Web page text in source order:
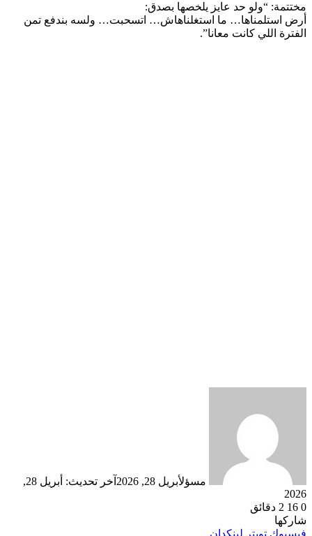
مختتمة: “ولو حد عايز يلخصها بصدق:
أرض استلمناها… ما استغلناهاش… اتسحبت… ولسه بندفع تمن
الفترة اللي كانت معانا”.
مسؤلأبريل 28, 2026
آخر تحديث: أبريل 28,
2026
0
2 دقائق
شاركها